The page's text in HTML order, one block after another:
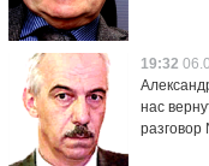
19:32
нас